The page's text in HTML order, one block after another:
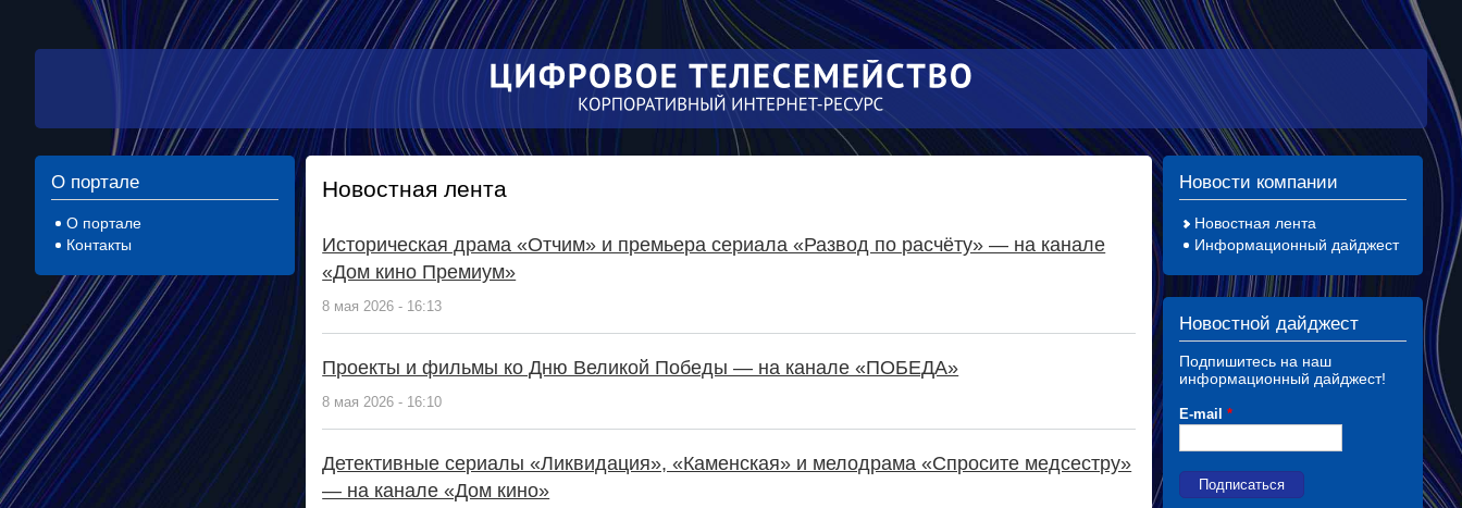
Перейти к
основному
содержанию
О портале
О портале
Контакты
Новостная лента
Историческая драма «Отчим» и премьера сериала «Развод по расчёту» — на канале
«Дом кино Премиум»
8 мая 2026 - 16:13
Проекты и фильмы ко Дню Великой Победы — на канале «ПОБЕДА»
8 мая 2026 - 16:10
Детективные сериалы «Ликвидация», «Каменская» и мелодрама «Спросите медсестру»
— на канале «Дом кино»
Новости компании
Новостная лента
Информационный дайджест
Новостной дайджест
Подпишитесь на наш
информационный дайджест!
E-mail *